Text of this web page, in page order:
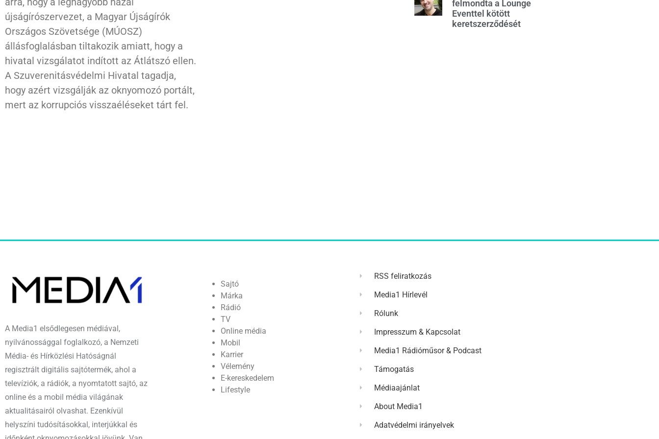
újságírószervezet, a Magyar Újságírók
Országos Szövetsége (MÚOSZ)
állásfoglalásban tiltakozik amiatt, hogy a
hivatal vizsgálatot indított az Átlátszó ellen.
A Szuverenitásvédelmi Hivatal tagadja,
hogy azért vizsgálják az oknyomozó portált,
mert az korrupciós visszaéléseket tárt fel.
felmondta a Lounge
Eventtel kötött
keretszerződését
A Media1 elsődlegesen médiával,
nyilvánossággal foglalkozó, a Nemzeti
Média- és Hírközlési Hatóságnál
regisztrált digitális sajtótermék, ahol a
televíziók, a rádiók, a nyomtatott sajtó, az
online és a mobil média világának
aktualitásairól olvashat. Ezenkívül
helyszíni tudósításokkal, interjúkkal és
Sajtó
Márka
Rádió
TV
Online média
Mobil
Karrier
Vélemény
E-kereskedelem
Lifestyle
RSS feliratkozás
Media1 Hírlevél
Rólunk
Impresszum & Kapcsolat
Media1 Rádióműsor & Podcast
Támogatás
Médiaajánlat
About Media1
Adatvédelmi irányelvek